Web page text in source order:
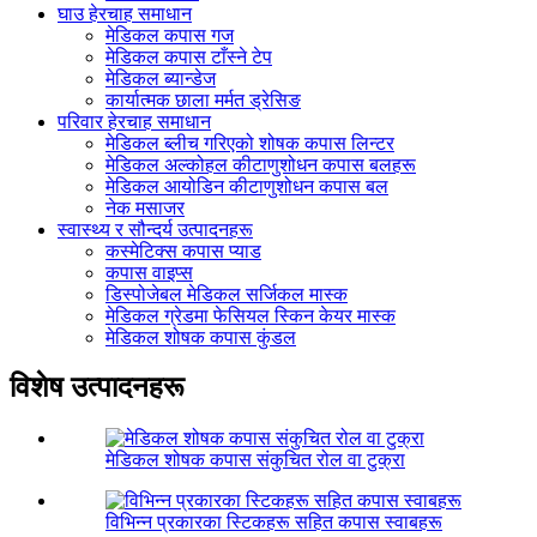
घाउ हेरचाह समाधान
मेडिकल कपास गज
मेडिकल कपास टाँस्ने टेप
मेडिकल ब्यान्डेज
कार्यात्मक छाला मर्मत ड्रेसिङ
परिवार हेरचाह समाधान
मेडिकल ब्लीच गरिएको शोषक कपास लिन्टर
मेडिकल अल्कोहल कीटाणुशोधन कपास बलहरू
मेडिकल आयोडिन कीटाणुशोधन कपास बल
नेक मसाजर
स्वास्थ्य र सौन्दर्य उत्पादनहरू
कस्मेटिक्स कपास प्याड
कपास वाइप्स
डिस्पोजेबल मेडिकल सर्जिकल मास्क
मेडिकल ग्रेडमा फेसियल स्किन केयर मास्क
मेडिकल शोषक कपास कुंडल
विशेष उत्पादनहरू
मेडिकल शोषक कपास संकुचित रोल वा टुक्रा
विभिन्न प्रकारका स्टिकहरू सहित कपास स्वाबहरू